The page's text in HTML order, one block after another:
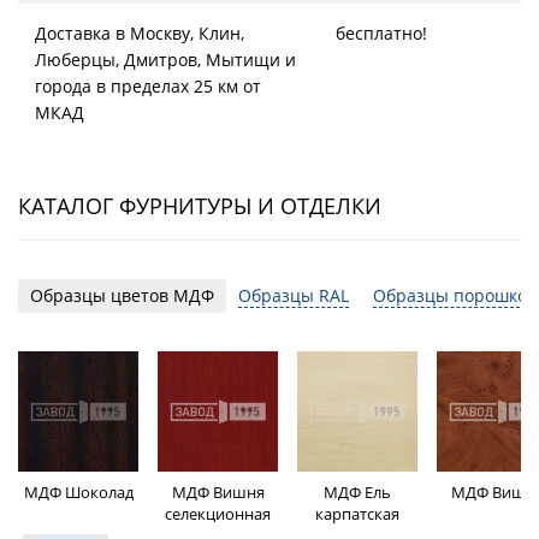
Доставка в Москву, Клин,
Люберцы, Дмитров, Мытищи и
города в пределах 25 км от
МКАД
бесплатно!
КАТАЛОГ ФУРНИТУРЫ И ОТДЕЛКИ
Образцы цветов МДФ Образцы RAL Образцы
МДФ Шоколад
МДФ Вишня
селекционная
МДФ Ель
карпатская
МДФ